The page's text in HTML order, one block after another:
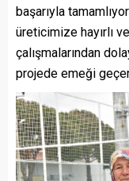
başarıyla
üreticimize hayırlı
çalışmalarından
projede emeği